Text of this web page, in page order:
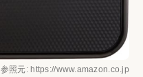
参照元: https://www.amazon.co.jp